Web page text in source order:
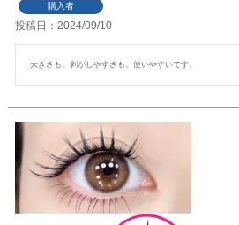
購入者
投稿日 2024/09/10
大きさも、剥がしやすさも、使いやすいです。